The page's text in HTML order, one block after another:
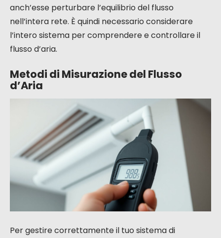
anch’esse perturbare l’equilibrio del flusso
nell’intera rete. È quindi necessario considerare
l’intero sistema per comprendere e controllare il
flusso d’aria.
Metodi di Misurazione del Flusso
d’Aria
Per gestire correttamente il tuo sistema di